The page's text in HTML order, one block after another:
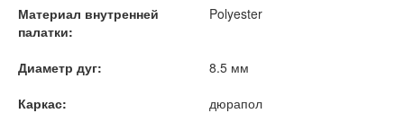
Материал внутренней
палатки:
Polyester
Диаметр дуг:
8.5 мм
Каркас:
дюрапол